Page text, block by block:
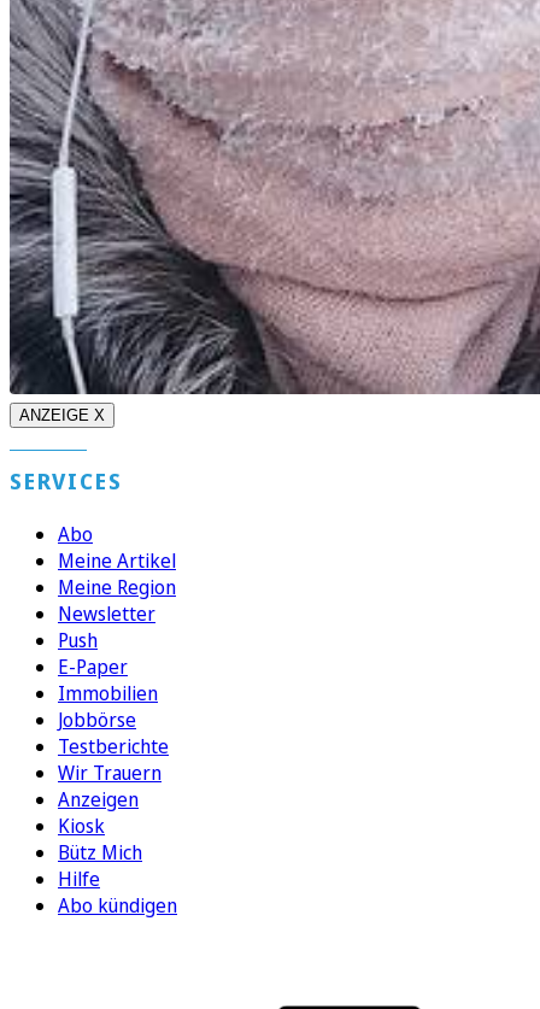
ANZEIGE X
SERVICES
Abo
Meine Artikel
Meine Region
Newsletter
Push
E-Paper
Immobilien
Jobbörse
Testberichte
Wir Trauern
Anzeigen
Kiosk
Bütz Mich
Hilfe
Abo kündigen